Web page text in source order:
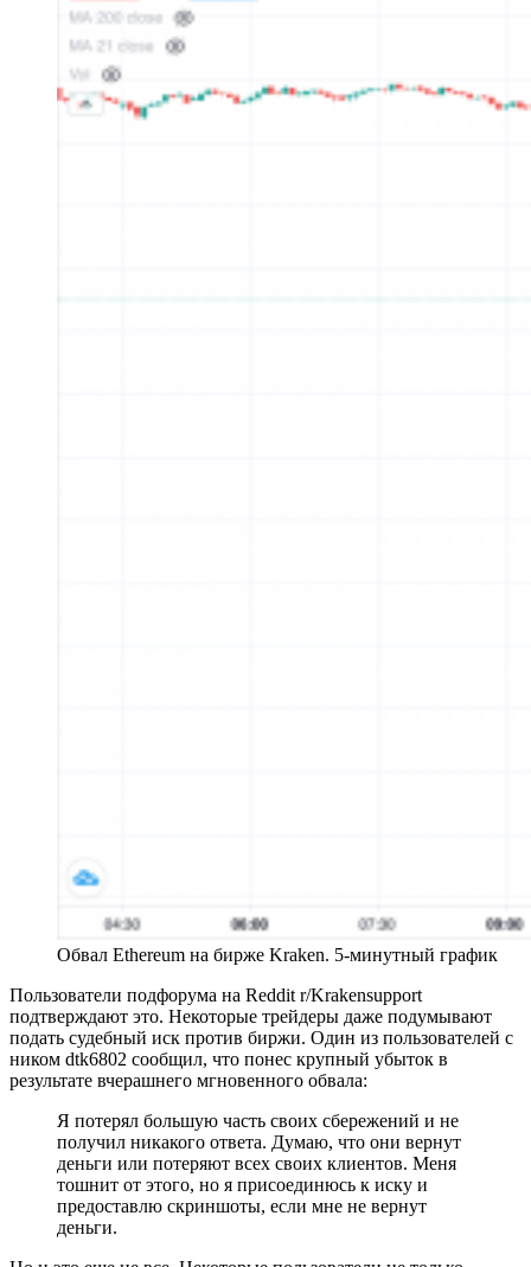
Обвал Ethereum на бирже Kraken. 5-минутный график
Пользователи подфорума на Reddit r/Krakensupport
подтверждают это. Некоторые трейдеры даже подумывают
подать судебный иск против биржи. Один из пользователей с
ником dtk6802 сообщил, что понес крупный убыток в
результате вчерашнего мгновенного обвала:
Я потерял большую часть своих сбережений и не
получил никакого ответа. Думаю, что они вернут
деньги или потеряют всех своих клиентов. Меня
тошнит от этого, но я присоединюсь к иску и
предоставлю скриншоты, если мне не вернут
деньги.